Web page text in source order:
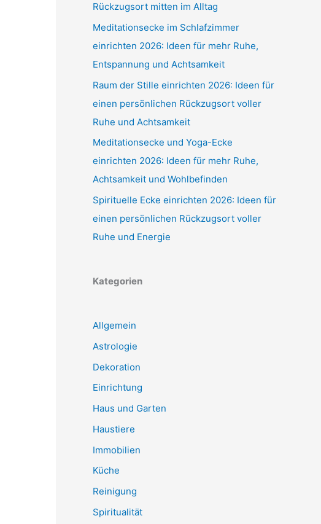
Rückzugsort mitten im Alltag
Meditationsecke im Schlafzimmer
einrichten 2026: Ideen für mehr Ruhe,
Entspannung und Achtsamkeit
Raum der Stille einrichten 2026: Ideen für
einen persönlichen Rückzugsort voller
Ruhe und Achtsamkeit
Meditationsecke und Yoga-Ecke
einrichten 2026: Ideen für mehr Ruhe,
Achtsamkeit und Wohlbefinden
Spirituelle Ecke einrichten 2026: Ideen für
einen persönlichen Rückzugsort voller
Ruhe und Energie
Kategorien
Allgemein
Astrologie
Dekoration
Einrichtung
Haus und Garten
Haustiere
Immobilien
Küche
Reinigung
Spiritualität